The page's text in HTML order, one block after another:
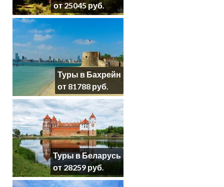
от 25045 руб.
Туры в Бахрейн
от 81788 руб.
Туры в Беларусь
от 28259 руб.